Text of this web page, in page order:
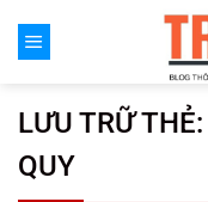
đến
LƯU TRỮ THẺ:
QUY